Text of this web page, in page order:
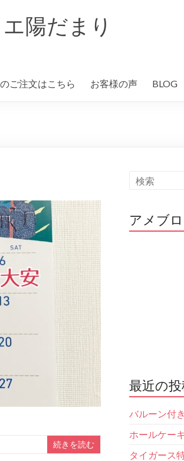
陽だまり
ご注文はこちら お客様の声 BLOG
続きを読む
アメブ
最近の投
バルーン付
ホールケー
タイガース